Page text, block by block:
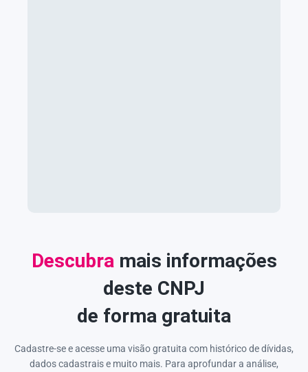
Descubramais informações
deste CNPJ
de forma gratuita
Cadastre-se e acesse uma visão gratuita com histórico de dívidas,
dados cadastrais e muito mais. Para aprofundar a análise,